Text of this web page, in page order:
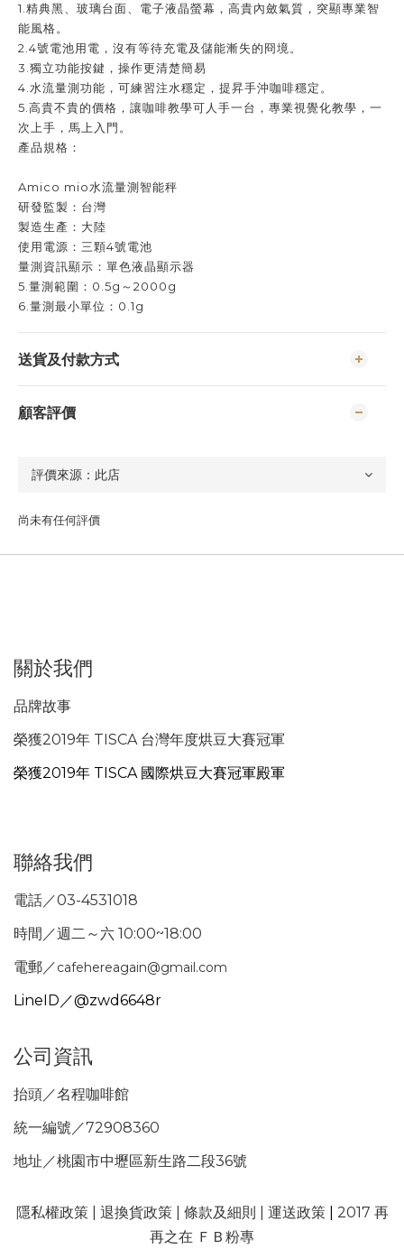
1.精典黑、玻璃台面、電子液晶螢幕，高貴內斂氣質，突顯專業智
能風格。
2.4號電池用電，沒有等待充電及儲能漸失的冏境。
3.獨立功能按鍵，操作更清楚簡易
4.水流量測功能，可練習注水穩定，提昇手沖咖啡穩定。
5.高貴不貴的價格，讓咖啡教學可人手一台，專業視覺化教學，一
次上手，馬上入門。
產品規格：
Amico mio水流量測智能秤
研發監製：台灣
製造生產：大陸
使用電源：三顆4號電池
量測資訊顯示：單色液晶顯示器
5.量測範圍：0.5g～2000g
6.量測最小單位：0.1g
送貨及付款方式
顧客評價
尚未有任何評價
關於我們
品牌故事
榮獲2019年 TISCA 台灣年度烘豆大賽冠軍
榮獲2019年 TISCA 國際烘豆大賽冠軍殿軍
聯絡我們
電話／03-4531018
時間／週二～六 10:00~18:00
電郵／cafehereagain@gmail.com
LineID／@zwd6648r
公司資訊
抬頭／名程咖啡館
統一編號／72908360
地址／桃園市中壢區新生路二段36號
隱私權政策 退換貨政策| 條款及細則 運送政策
2017 再
再之在 ＦＢ粉專